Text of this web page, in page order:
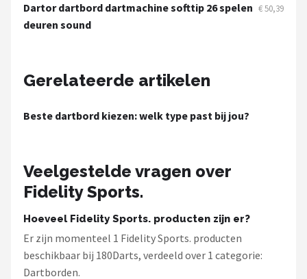
Unicorn
Alle merken →
Dartor dartbord dartmachine softtip 26 spelen
deuren sound
€ 50,39
Gerelateerde artikelen
Beste dartbord kiezen: welk type past bij jou?
Veelgestelde vragen over
Fidelity Sports.
Hoeveel Fidelity Sports. producten zijn er?
Er zijn momenteel 1 Fidelity Sports. producten
beschikbaar bij 180Darts, verdeeld over 1 categorie:
Dartborden.